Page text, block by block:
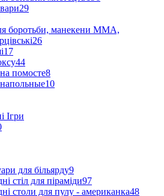
29
боротьби, манекени ММА,
26
17
44
помосте8
10
Ігри
для більярду9
стіл для піраміди97
столи для пулу - американка48